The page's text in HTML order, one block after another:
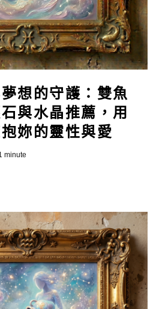
想的守護：雙魚
與水晶推薦，用
妳的靈性與愛
minute